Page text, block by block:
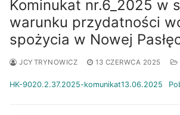
Kominukat nr.6_2025 w
warunku przydatności
spożycia w Nowej
JCYTRYNOWICZ 13 CZERWCA 2025
HK-9020.2.37.2025-komunikat13.06.2025